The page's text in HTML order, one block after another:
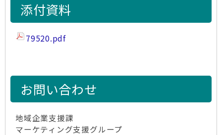
添付資料
79520.pdf
お問い合わせ
地域企業支援課
マーケティング支援グループ